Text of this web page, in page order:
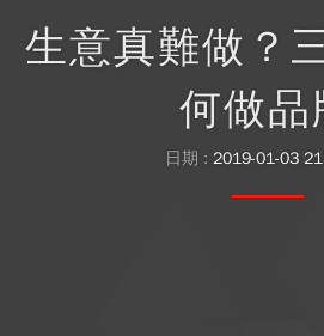
生意真難做？
何做品
日期 : 2019-01-03